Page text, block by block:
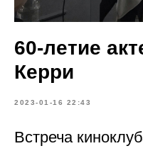
60-летие
Керри
2023-01-16 22:43
Встреча